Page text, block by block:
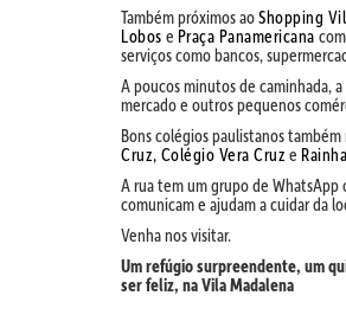
Também próximos aoShopping
Lobos e Praça Panamericana
serviços como bancos,
A poucos minutos de caminhada,
mercado e outros pequenos
Bons colégios paulistanos
Cruz, Colégio Vera Cruz e
A rua tem um grupo de WhatsApp
comunicam e ajudam a cuidar da
Venha nos visitar.
Um refúgio surpreendente, um
ser feliz, na Vila Madalena